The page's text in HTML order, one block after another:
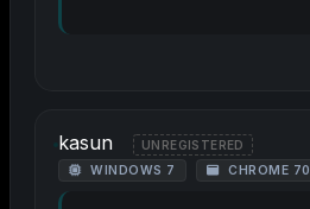
kasun UNREGISTERED
WINDOWS 7 CHROME 70